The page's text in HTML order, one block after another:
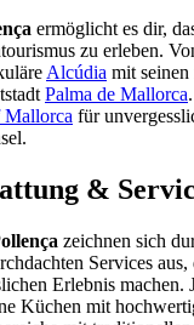
ermöglicht es dir,
zu erleben.
Alcúdia mit
Palma de Mallorca
Mallorca für
&
zeichnen sich
Services
Erlebnis machen.
Küchen mit